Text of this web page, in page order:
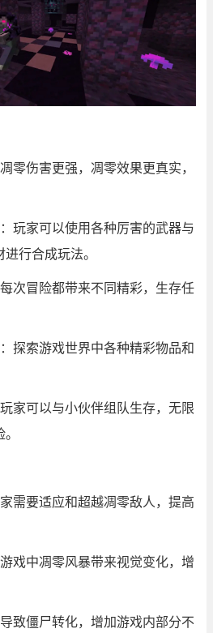
零伤害更强，凋零效果更真实，
玩家可以使用各种厉害的武器与
行合成玩法。
次冒险都带来不同精彩，生存任
探索游戏世界中各种精彩物品和
家可以与小伙伴组队生存，无限
需要适应和超越凋零敌人，提高
戏中凋零风暴带来视觉变化，增
致僵尸转化，增加游戏内部分不